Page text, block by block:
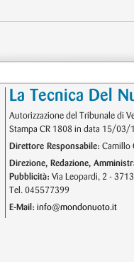
La Tecnica Del
Autorizzazione del Tribunale di
Stampa CR 1808 in data 15/03/
Direttore Responsabile: Camillo
Direzione, Redazione,
Pubblicità: Via Leopardi, 2 -
Tel. 045577399
E-Mail: info@mondonuoto.it